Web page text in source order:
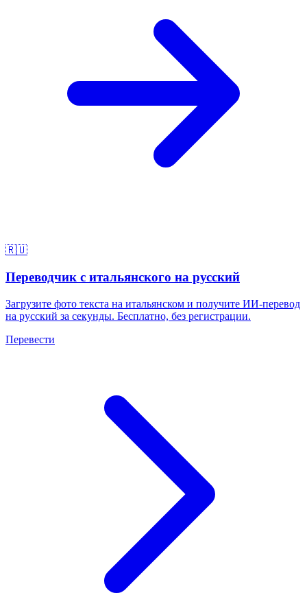
🇷🇺
Переводчик с итальянского на русский
Загрузите фото текста на итальянском и получите ИИ-перевод
на русский за секунды. Бесплатно, без регистрации.
Перевести